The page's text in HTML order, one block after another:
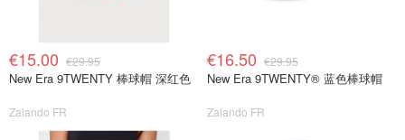
€15.00 €29.95
New Era 9TWENTY 棒球帽 深红色
Zalando FR
€16.50 €29.95
New Era 9TWENTY® 蓝色棒球帽
Zalando FR